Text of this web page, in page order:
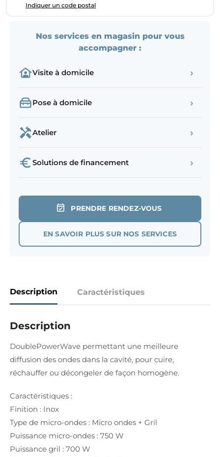
Indiquer un code postal
Nos services en magasin pour vous
accompagner :
Visite à domicile ›
Pose à domicile ›
Atelier ›
Solutions de financement ›
PRENDRE RENDEZ-VOUS
EN SAVOIR PLUS SUR NOS SERVICES
Description Caractéristiques
Description
DoublePowerWave permettant une meilleure
diffusion des ondes dans la cavité, pour cuire,
réchauffer ou décongeler de façon homogène.
Caractéristiques :
Finition : Inox
Type de micro-ondes : Micro ondes + Gril
Puissance micro-ondes : 750 W
Puissance gril : 700 W